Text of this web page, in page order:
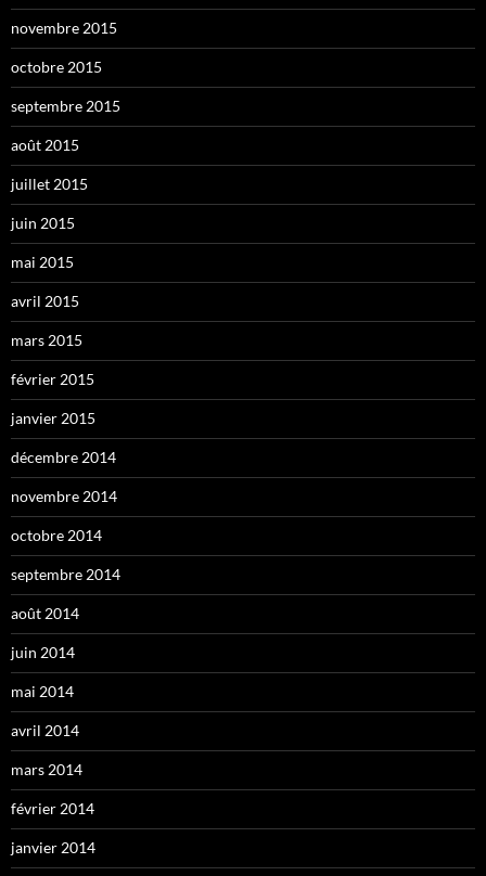
novembre 2015
octobre 2015
septembre 2015
août 2015
juillet 2015
juin 2015
mai 2015
avril 2015
mars 2015
février 2015
janvier 2015
décembre 2014
novembre 2014
octobre 2014
septembre 2014
août 2014
juin 2014
mai 2014
avril 2014
mars 2014
février 2014
janvier 2014